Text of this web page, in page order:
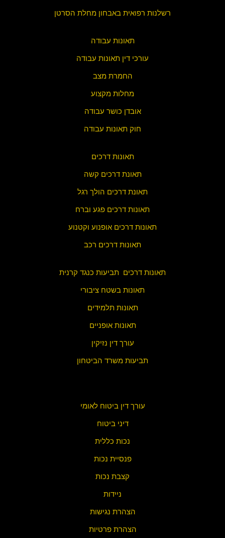
רשלנות רפואית באבחון מחלת הסרטן
תאונות עבודה
עורכי דין תאונות עבודה
החמרת מצב
מחלות מקצוע
אובדן כושר עבודה
חוק תאונות עבודה
תאונות דרכים
תאונת דרכים קשה
תאונת דרכים הולך רגל
תאונות דרכים פגע וברח
תאונות דרכים אופנוע וקטנוע
תאונות דרכים רכב
תאונות דרכים תביעות כנגד קרנית
תאונות בשטח ציבורי
תאונות תלמידים
תאונות אופניים
עורך דין נזיקין
תביעות משרד הביטחון
עורך דין ביטוח לאומי
דיני ביטוח
נכות כללית
פנסיית נכות
קצבת נכות
ניידות
הצהרת נגישות
הצהרת פרטיות